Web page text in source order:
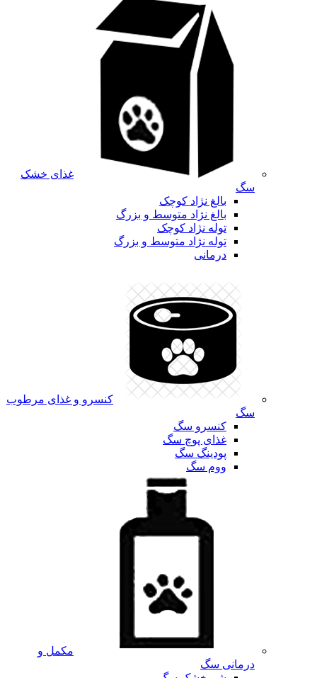
غذای خشک
سگ
بالغ نژاد کوچک
بالغ نژاد متوسط و بزرگ
توله نژاد کوچک
توله نژاد متوسط و بزرگ
درمانی
کنسرو و غذای مرطوب
سگ
کنسرو سگ
غذای پوچ سگ
پودینگ سگ
ووم سگ
مکمل و
درمانی سگ